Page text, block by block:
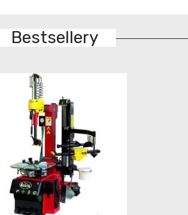
Bestsellery